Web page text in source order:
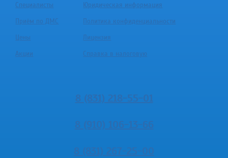
Специалисты
Юридическая информация
Приём по ДМС
Политика конфиденциальности
Цены
Лицензия
Акции
Справка в налоговую
8 (831) 218-55-01
8 (910) 106-13-66
8 (831) 267-25-00